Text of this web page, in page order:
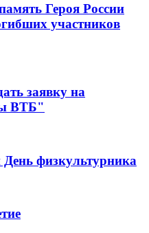
Героя России
участников
заявку на
ВТБ"
физкультурника